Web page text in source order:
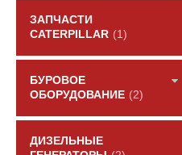
ЗАПЧАСТИ
CATERPILLAR (1)
БУРОВОЕ
ОБОРУДОВАНИЕ (2)
ДИЗЕЛЬНЫЕ